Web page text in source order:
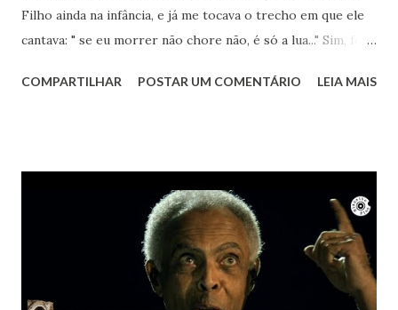
Filho ainda na infância, e já me tocava o trecho em que ele
cantava: " se eu morrer não chore não, é só a lua..." Sim, foi a
obra. Achei este registro de 2023, num dia que essa música
Cabelo". Vai em paz Lô... Obrigada por tanto.
COMPARTILHAR POSTAR UM COMENTÁRIO LEIA MAIS